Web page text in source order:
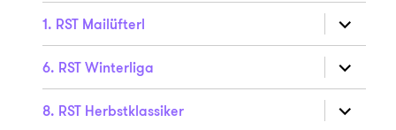
1. RST Mailüfterl
anzeigen
6. RST Winterliga
anzeigen
8. RST Herbstklassiker
anzeigen